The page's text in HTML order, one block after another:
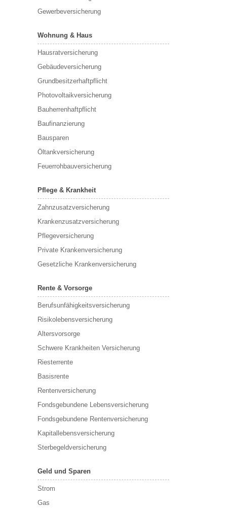
Gewerbeversicherung
Wohnung & Haus
Hausratversicherung
Gebäudeversicherung
Grundbesitzerhaftpflicht
Photovoltaikversicherung
Bauherrenhaftpflicht
Baufinanzierung
Bausparen
Öltankversicherung
Feuerrohbauversicherung
Pflege & Krankheit
Zahnzusatzversicherung
Krankenzusatzversicherung
Pflegeversicherung
Private Krankenversicherung
Gesetzliche Krankenversicherung
Rente & Vorsorge
Berufs­unfähigkeitsversicherung
Risikolebensversicherung
Altersvorsorge
Schwere Krankheiten Versicherung
Riesterrente
Basisrente
Rentenversicherung
Fondsgebundene Lebensversicherung
Fondsgebundene Rentenversicherung
Kapitallebensversicherung
Sterbegeldversicherung
Geld und Sparen
Strom
Gas